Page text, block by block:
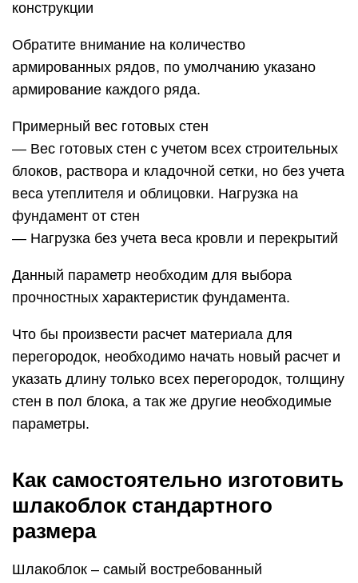
конструкции
Обратите внимание на количество
армированных рядов, по умолчанию указано
армирование каждого ряда.
Примерный вес готовых стен
— Вес готовых стен с учетом всех строительных
блоков, раствора и кладочной сетки, но без учета
веса утеплителя и облицовки. Нагрузка на
фундамент от стен
— Нагрузка без учета веса кровли и перекрытий
Данный параметр необходим для выбора
прочностных характеристик фундамента.
Что бы произвести расчет материала для
перегородок, необходимо начать новый расчет и
указать длину только всех перегородок, толщину
стен в пол блока, а так же другие необходимые
параметры.
Как самостоятельно изготовить
шлакоблок стандартного
размера
Шлакоблок – самый востребованный